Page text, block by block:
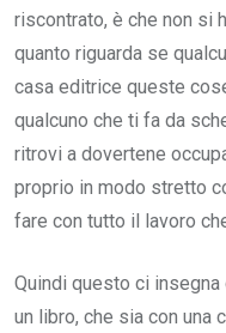
riscontrato, è che non si
quanto riguarda se
casa editrice queste
qualcuno che ti fa da
ritrovi a dovertene
proprio in modo stretto
fare con tutto il lavoro
Quindi questo ci
un libro, che sia con una